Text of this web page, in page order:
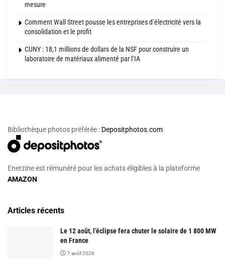
mesure
Comment Wall Street pousse les entreprises d’électricité vers la
consolidation et le profit
CUNY : 18,1 millions de dollars de la NSF pour construire un
laboratoire de matériaux alimenté par l’IA
Bibliothèque photos préférée : Depositphotos.com
Enerzine est rémunéré pour les achats éligibles à la plateforme
AMAZON
Articles récents
Le 12 août, l’éclipse fera chuter le solaire de 1 800 MW
en France
7 août 2026